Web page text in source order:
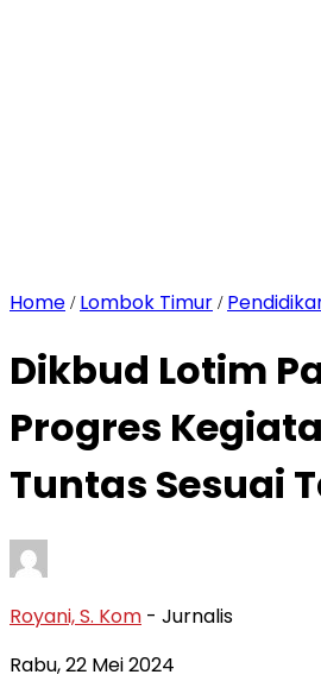
Home / Lombok Timur /
Dikbud Lotim
Progres
Tuntas Sesuai
Royani, S. Kom - Jurnalis
Rabu, 22 Mei 2024